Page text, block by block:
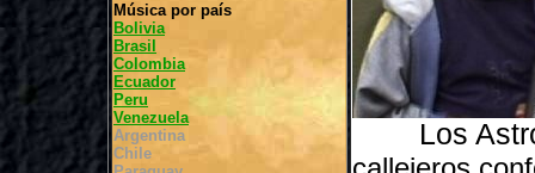
Música por país
Bolivia
Brasil
Colombia
Ecuador
Peru
Venezuela
Argentina
Chile
Los